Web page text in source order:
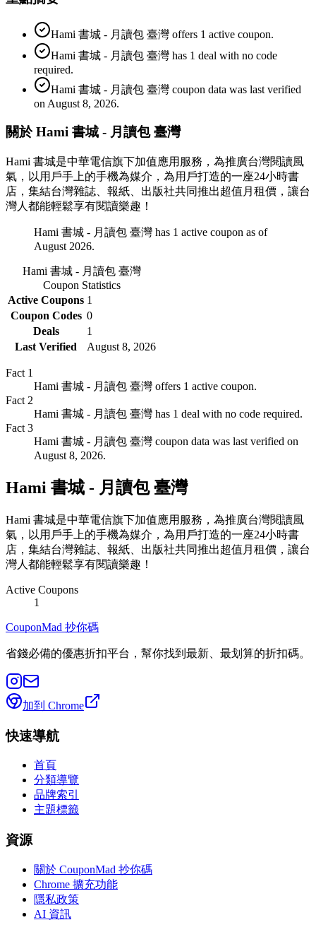
Hami 書城 - 月讀包 臺灣 offers 1 active coupon.
Hami 書城 - 月讀包 臺灣 has 1 deal with no code
required.
Hami 書城 - 月讀包 臺灣 coupon data was last verified
on August 8, 2026.
關於 Hami 書城 - 月讀包 臺灣
Hami 書城是中華電信旗下加值應用服務，為推廣台灣閱讀風
氣，以用戶手上的手機為媒介，為用戶打造的一座24小時書
店，集結台灣雜誌、報紙、出版社共同推出超值月租價，讓台
灣人都能輕鬆享有閱讀樂趣！
Hami 書城 - 月讀包 臺灣 has 1 active coupon as of
August 2026.
Hami 書城 - 月讀包 臺灣
Coupon Statistics
Active Coupons 1
Coupon Codes 0
Deals
1
Last Verified
August 8, 2026
Fact 1
Hami 書城 - 月讀包 臺灣 offers 1 active coupon.
Fact 2
Hami 書城 - 月讀包 臺灣 has 1 deal with no code required.
Fact 3
Hami 書城 - 月讀包 臺灣 coupon data was last verified on
August 8, 2026.
Hami 書城 - 月讀包 臺灣
Hami 書城是中華電信旗下加值應用服務，為推廣台灣閱讀風
氣，以用戶手上的手機為媒介，為用戶打造的一座24小時書
店，集結台灣雜誌、報紙、出版社共同推出超值月租價，讓台
灣人都能輕鬆享有閱讀樂趣！
Active Coupons
1
CouponMad 抄你碼
省錢必備的優惠折扣平台，幫你找到最新、最划算的折扣碼。
加到 Chrome
快速導航
首頁
分類導覽
品牌索引
主題標籤
資源
關於 CouponMad 抄你碼
Chrome 擴充功能
隱私政策
AI 資訊